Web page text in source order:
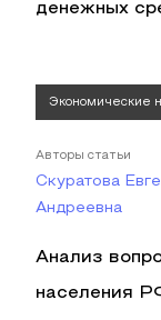
денежных
Экономические
Авторы статьи
Скуратова
Андреевна
Анализ
населения